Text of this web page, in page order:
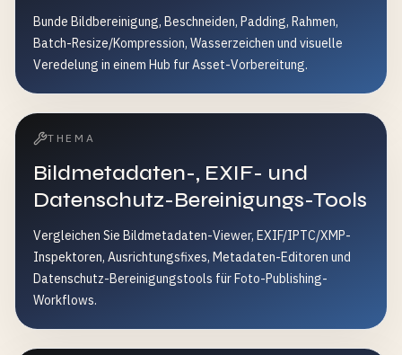
Bunde Bildbereinigung, Beschneiden, Padding, Rahmen,
Batch-Resize/Kompression, Wasserzeichen und visuelle
Veredelung in einem Hub fur Asset-Vorbereitung.
THEMA
Bildmetadaten-, EXIF- und
Datenschutz-Bereinigungs-Tools
Vergleichen Sie Bildmetadaten-Viewer, EXIF/IPTC/XMP-
Inspektoren, Ausrichtungsfixes, Metadaten-Editoren und
Datenschutz-Bereinigungstools für Foto-Publishing-
Workflows.